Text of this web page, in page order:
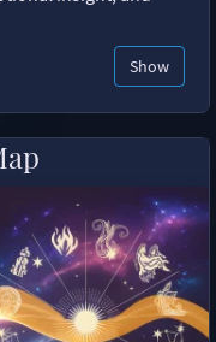
Show